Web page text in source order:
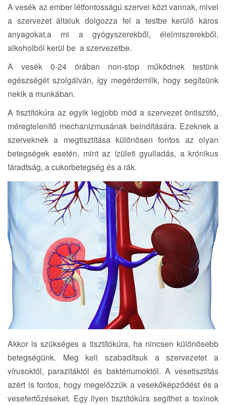
A vesék az ember létfontosságú szervei közt vannak, mivel
a szervezet általuk dolgozza fel a testbe kerülő káros
anyagokat,a mi a gyógyszerekből, élelmiszerekből,
alkoholból kerül be a szervezetbe.
A vesék 0-24 órában non-stop működnek testünk
egészségét szolgálván, így megérdemlik, hogy segítsünk
nekik a munkában.
A tisztítókúra az egyik legjobb mód a szervezet öntisztító,
méregtelenítő mechanizmusának beindítására. Ezeknek a
szerveknek a megtisztítása különösen fontos az olyan
betegségek esetén, mint az ízületi gyulladás, a krónikus
fáradtság, a cukorbetegség és a rák.
Akkor is szükséges a tisztítókúra, ha nincsen különösebb
betegségünk. Meg kell szabadítsuk a szervezetet a
vírusoktól, parazitáktól és baktériumoktól. A vesetisztítás
azért is fontos, hogy megelőzzük a vesekőképződést és a
vesefertőzéseket. Egy ilyen tisztítókúra segíthet a toxinok